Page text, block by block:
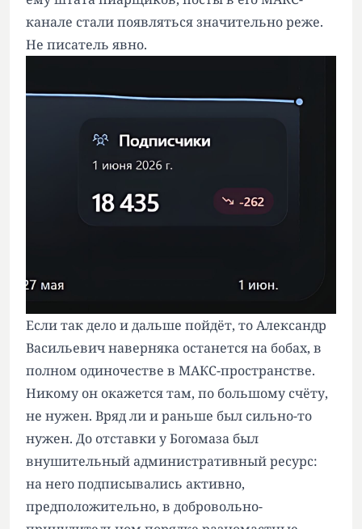
канале стали появляться значительно реже.
Не писатель явно.
Если так дело и дальше пойдёт, то Александр
Васильевич наверняка останется на бобах, в
полном одиночестве в МАКС-пространстве.
Никому он окажется там, по большому счёту,
не нужен. Вряд ли и раньше был сильно-то
нужен. До отставки у Богомаза был
внушительный административный ресурс:
на него подписывались активно,
предположительно, в добровольно-